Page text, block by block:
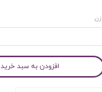
افزودن به سبد خرید